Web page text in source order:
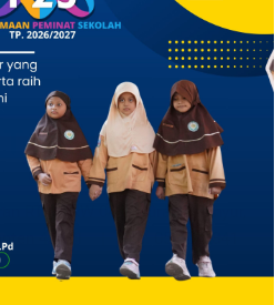
RT 01 RW 04, Kelurahan Unyur,
42111 | Telp. 054-228841